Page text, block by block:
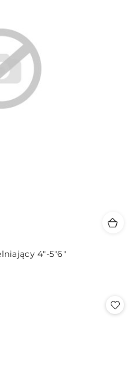
4"-5"6"